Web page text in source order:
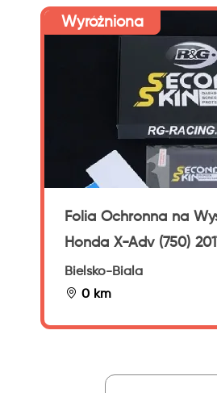
Wyróżniona
Folia Ochronna na
Honda X-Adv (750)
Bielsko-Biala
0 km